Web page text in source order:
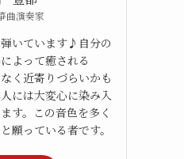
曲演奏家
いています♪自分の
よって癒される
く近寄りづらいかも
には大変心に染み入
す。この音色を多く
願っている者です。